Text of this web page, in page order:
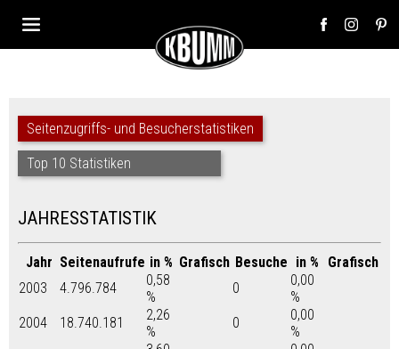
Seitenzugriffs- und Besucherstatistiken
Top 10 Statistiken
JAHRESSTATISTIK
Jahr Seitenaufrufe in % Grafisch Besuche in %
Grafisch
2003
4.796.784
0,58
%
0
0,00
%
2004
18.740.181
2,26
%
0
0,00
%